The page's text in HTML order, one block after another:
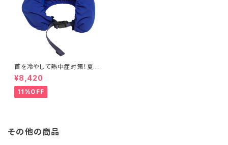
首を冷やして熱中症対策！夏の
必需品「DANSHUT COOL」
（ダンシャット クール）
¥8,420
11%OFF
その他の商品